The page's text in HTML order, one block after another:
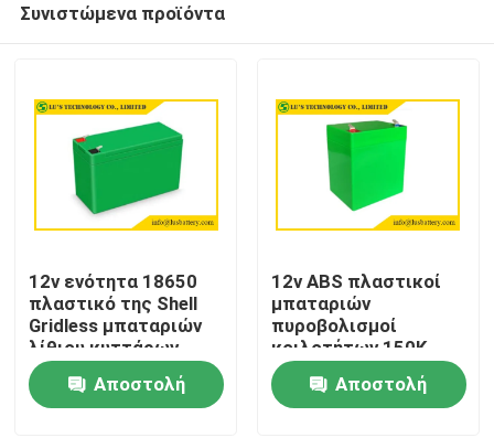
Σπίτι
Προϊόντα
Συνιστώμενα προϊόντα
12v ενότητα 18650
πλαστικό της Shell
Gridless μπαταριών
λίθιου κυττάρων
Αποστολή
12v ABS πλαστικοί
μπαταριών
πυροβολισμοί
κοιλοτήτων 150K
κιβωτίων μονοί για
τον ηλιακό φωτεινό
σηματοδότη
Αποστολή